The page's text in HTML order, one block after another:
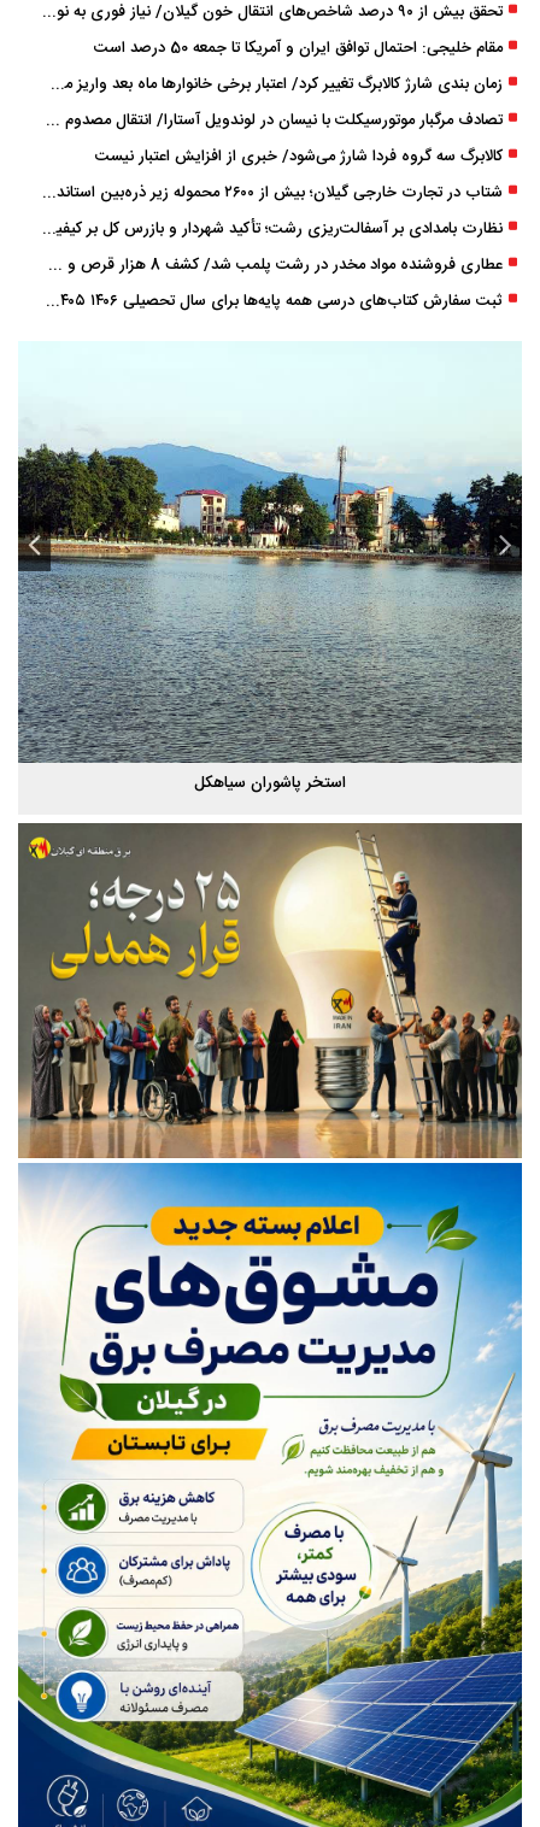
تحقق بیش از ۹۰ درصد شاخص‌های انتقال خون گیلان/ نیاز فوری به نوسازی تجهیزات آزمایشگاهی
مقام خلیجی: احتمال توافق ایران و آمریکا تا جمعه 50 درصد است
زمان ‌بندی شارژ کالابرگ تغییر کرد/ اعتبار برخی خانوارها ماه بعد واریز می‌شود
تصادف مرگبار موتورسیکلت با نیسان در لوندویل آستارا/ انتقال مصدوم با اورژانس هوایی به رشت
کالابرگ سه گروه فردا شارژ می‌شود/ خبری از افزایش اعتبار نیست
شتاب در تجارت خارجی گیلان؛ بیش از ۲۶۰۰ محموله زیر ذره‌بین استاندارد
نظارت بامدادی بر آسفالت‌ریزی رشت؛ تأکید شهردار و بازرس کل بر کیفیت اجرای پروژه‌ها
عطاری فروشنده مواد مخدر در رشت پلمب شد/ کشف 8 هزار قرص و 50 لیتر شربت توهم ‌زا
ثبت سفارش کتاب‌های درسی همه پایه‌ها برای سال تحصیلی ۱۴۰۶ ۱۴۰۵ فعال شد
استخر پاشوران سیاهکل